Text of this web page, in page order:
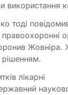
використання
тоді
Жовніра.
рішенням.
лікарні